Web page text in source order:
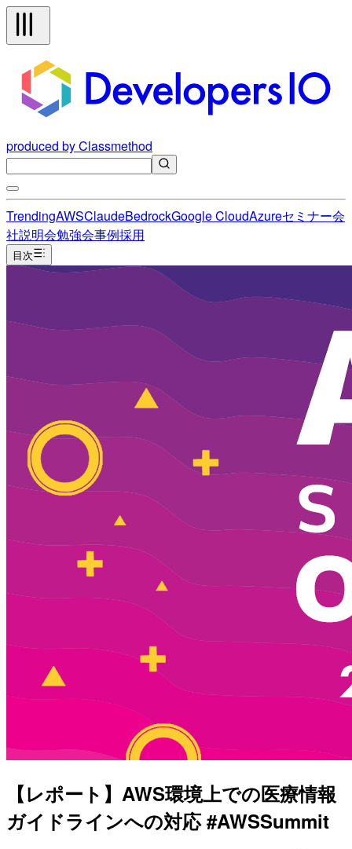
produced by Classmethod
TrendingAWSClaudeBedrockGoogle CloudAzureセミナー会
社説明会勉強会事例採用
目次
【レポート】AWS環境上での医療情報
ガイドラインへの対応 #AWSSummit